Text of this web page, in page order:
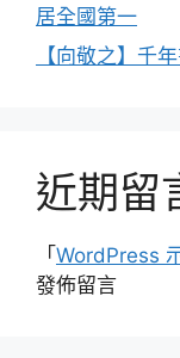
居全國第一
【向敬之】千
近期留
「 WordPress
發佈留言